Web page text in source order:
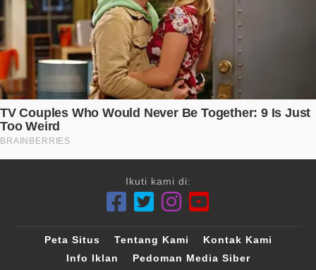
Ikuti kami di:
Peta Situs Tentang Kami
Kontak Kami
Info Iklan
Pedoman Media Siber